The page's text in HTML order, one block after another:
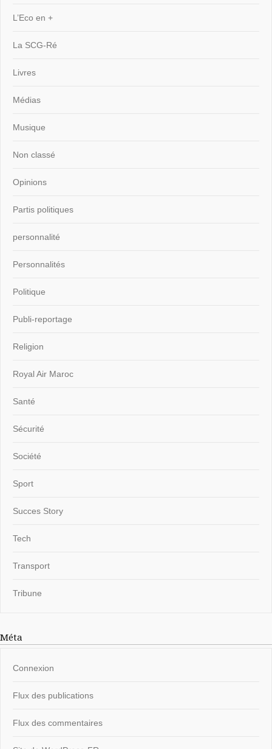
L’Eco en +
La SCG-Ré
Livres
Médias
Musique
Non classé
Opinions
Partis politiques
personnalité
Personnalités
Politique
Publi-reportage
Religion
Royal Air Maroc
Santé
Sécurité
Société
Sport
Succes Story
Tech
Transport
Tribune
Méta
Connexion
Flux des publications
Flux des commentaires